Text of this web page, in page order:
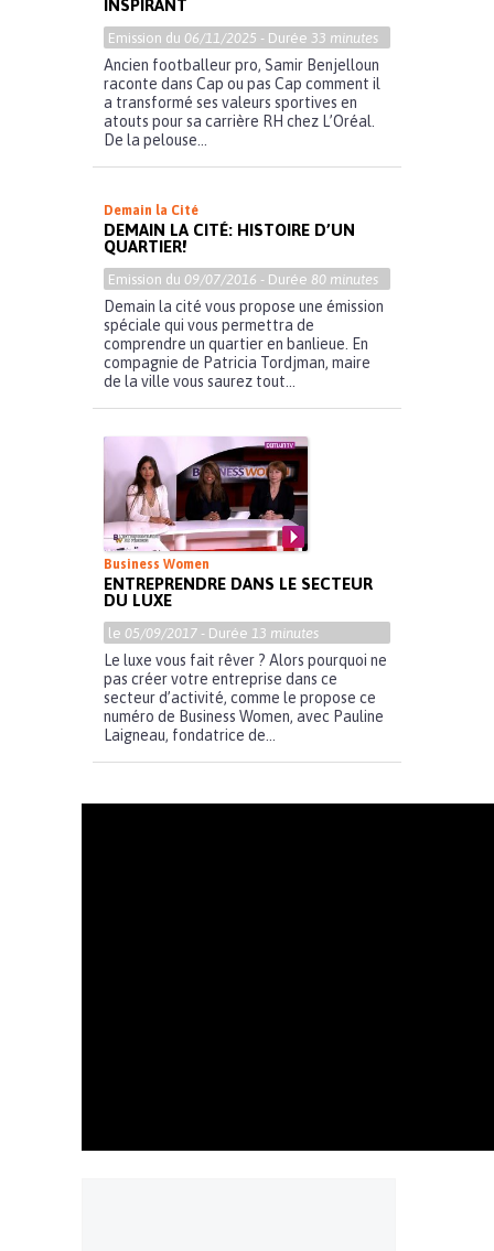
INSPIRANT
Emission du 06/11/2025 - Durée 33 minutes
Ancien footballeur pro, Samir Benjelloun
raconte dans Cap ou pas Cap comment il
a transformé ses valeurs sportives en
atouts pour sa carrière RH chez L’Oréal.
De la pelouse...
Demain la Cité
DEMAIN LA CITÉ: HISTOIRE D’UN
QUARTIER!
Emission du 09/07/2016 - Durée 80 minutes
Demain la cité vous propose une émission
spéciale qui vous permettra de
comprendre un quartier en banlieue. En
compagnie de Patricia Tordjman, maire
de la ville vous saurez tout...
Business Women
ENTREPRENDRE DANS LE SECTEUR
DU LUXE
le 05/09/2017 - Durée 13 minutes
Le luxe vous fait rêver ? Alors pourquoi ne
pas créer votre entreprise dans ce
secteur d’activité, comme le propose ce
numéro de Business Women, avec Pauline
Laigneau, fondatrice de...